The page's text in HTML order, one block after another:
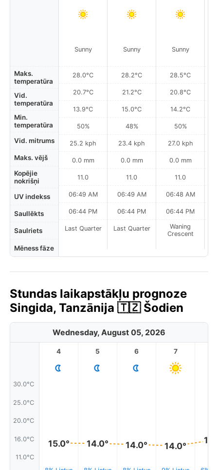
Maks.
temperatūra
Vid.
temperatūra
Min.
temperatūra
Vid. mitrums
Maks. vējš
Kopējie
nokrišņi
UV indekss
Saullēkts
Saulriets
Mēness fāze
Sunny
28.0°C
20.7°C
13.9°C
50%
25.2 kph
0.0 mm
11.0
06:49 AM
06:44 PM
Last Quarter
Sunny
28.2°C
21.2°C
15.0°C
48%
23.4 kph
0.0 mm
11.0
06:49 AM
06:44 PM
Last Quarter
Sunny
28.5°C
20.8°C
14.2°C
50%
27.0 kph
0.0 mm
11.0
06:48 AM
06:44 PM
Waning
Crescent
Stundas laikapstākļu prognoze
Singida, Tanzānija 🇹🇿 Šodien
Wednesday, August 05, 2026
30.0°C
25.0°C
20.0°C
16.0°C
11.0°C
4
15.0°
5
14.0°
6
14.0°
7
14.0°